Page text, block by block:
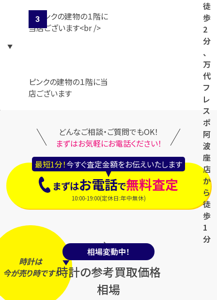
徒
歩
2
分
、
万
代
フ
レ
ス
ポ
阿
波
座
店
か
ら
徒
歩
1
分
ピンクの建物の１階に当
店ございます
どんなご相談・ご質問でもOK！
まずはお気軽にお電話ください！
最短1分！今すぐ査定金額をお伝えいたします
まずはお電話で無料査定
10:00-19:00(定休日:年中無休)
相場変動中！
時計の参考買取価格
相場
時計は
今が売り時です！